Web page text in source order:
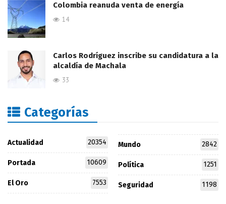
Colombia reanuda venta de energía
14
Carlos Rodríguez inscribe su candidatura a la
alcaldía de Machala
33
Categorías
Actualidad 20354
Portada 10609
El Oro 7553
Mundo 2842
Política 1251
Seguridad 1198